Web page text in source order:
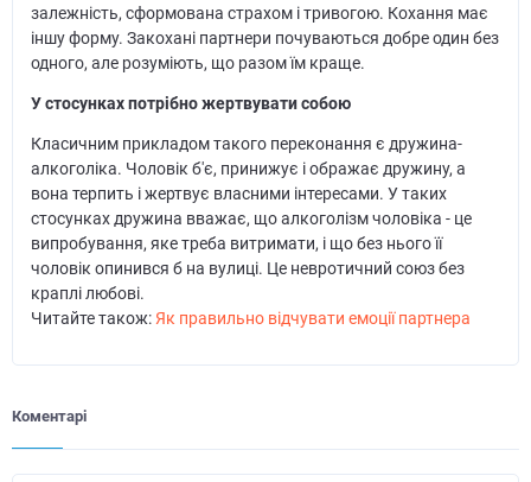
залежність, сформована страхом і тривогою. Кохання має
іншу форму. Закохані партнери почуваються добре один без
одного, але розуміють, що разом їм краще.
У стосунках потрібно жертвувати собою
Класичним прикладом такого переконання є дружина-
алкоголіка. Чоловік б'є, принижує і ображає дружину, а
вона терпить і жертвує власними інтересами. У таких
стосунках дружина вважає, що алкоголізм чоловіка - це
випробування, яке треба витримати, і що без нього її
чоловік опинився б на вулиці. Це невротичний союз без
краплі любові.
Читайте також:Як правильно відчувати емоції партнера
Коментарі